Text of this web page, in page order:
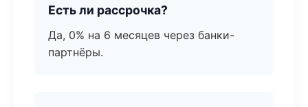
Есть ли рассрочка?
Да, 0% на 6 месяцев через банки-
партнёры.